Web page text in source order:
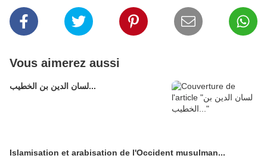
Vous aimerez aussi
لسان الدين بن الخطيب...
Islamisation et arabisation de l'Occident musulman...